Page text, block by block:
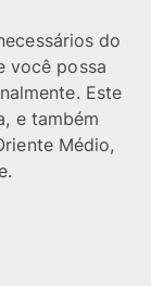
do
você possa
Este
e também
Médio,